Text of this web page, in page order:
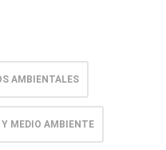
AMBIENTALES
MEDIO AMBIENTE